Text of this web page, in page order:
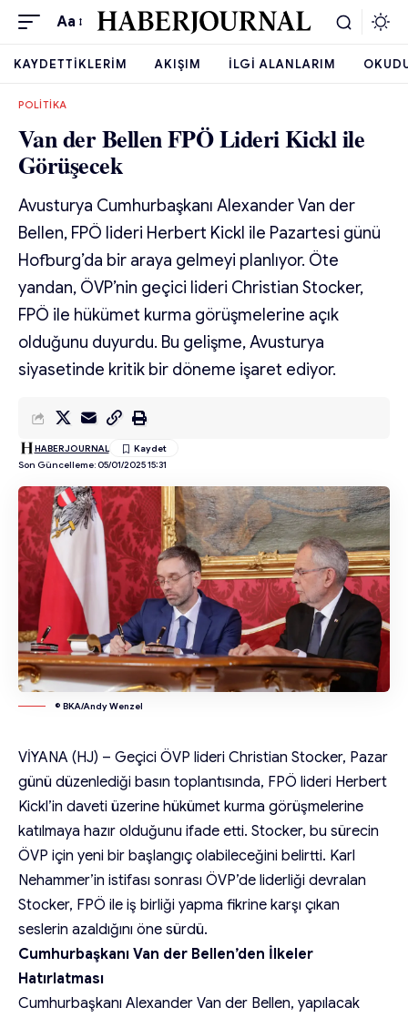
Aa
KAYDETTIKLERIM AKIŞIM İLGI ALANLARIM
POLITIKA
Van der Bellen FPÖ Lideri Kickl ile
Görüşecek
Avusturya Cumhurbaşkanı Alexander Van der
Bellen, FPÖ lideri Herbert Kickl ile Pazartesi günü
Hofburg’da bir araya gelmeyi planlıyor. Öte
yandan, ÖVP’nin geçici lideri Christian Stocker,
FPÖ ile hükümet kurma görüşmelerine açık
olduğunu duyurdu. Bu gelişme, Avusturya
siyasetinde kritik bir döneme işaret ediyor.
Son Güncelleme: 05/01/2025 15:31
HABERJOURNAL
© BKA/Andy Wenzel
VİYANA (HJ) – Geçici ÖVP lideri Christian Stocker, Pazar
günü düzenlediği basın toplantısında, FPÖ lideri Herbert
Kickl’in daveti üzerine hükümet kurma görüşmelerine
katılmaya hazır olduğunu ifade etti. Stocker, bu sürecin
ÖVP için yeni bir başlangıç olabileceğini belirtti. Karl
Nehammer’in istifası sonrası ÖVP’de liderliği devralan
Stocker, FPÖ ile iş birliği yapma fikrine karşı çıkan
seslerin azaldığını öne sürdü.
Cumhurbaşkanı Van der Bellen’den İlkeler
Hatırlatması
Cumhurbaşkanı Alexander Van der Bellen, yapılacak